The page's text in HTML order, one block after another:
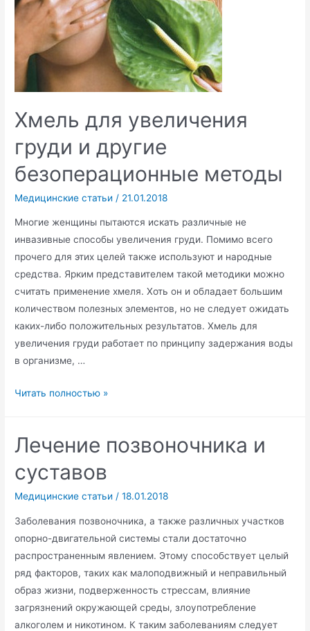
Хмель для увеличения
груди и другие
безоперационные методы
Медицинские статьи / 21.01.2018
Многие женщины пытаются искать различные не
инвазивные способы увеличения груди. Помимо всего
прочего для этих целей также используют и народные
средства. Ярким представителем такой методики можно
считать применение хмеля. Хоть он и обладает большим
количеством полезных элементов, но не следует ожидать
каких-либо положительных результатов. Хмель для
увеличения груди работает по принципу задержания воды
в организме, …
Хмель
груди
другие
безоперационные
Читать полностью »
Лечение позвоночника и
суставов
Медицинские статьи /18.01.2018
Заболевания позвоночника, а также различных участков
опорно-двигательной системы стали достаточно
распространенным явлением. Этому способствует целый
ряд факторов, таких как малоподвижный и неправильный
образ жизни, подверженность стрессам, влияние
загрязнений окружающей среды, злоупотребление
алкоголем и никотином. К таким заболеваниям следует